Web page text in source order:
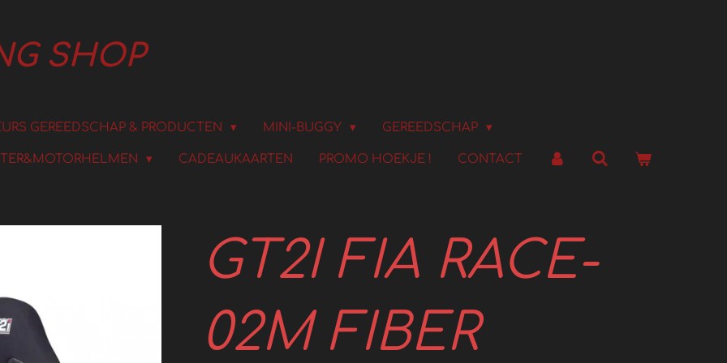
SHOP
GEREEDSCHAP & PRODUCTEN MINI-BUGGY GEREEDSCHAP
CADEAUKAARTEN PROMO HOEKJE ! CONTACT
GT2I FIA RACE-
02M FIBER